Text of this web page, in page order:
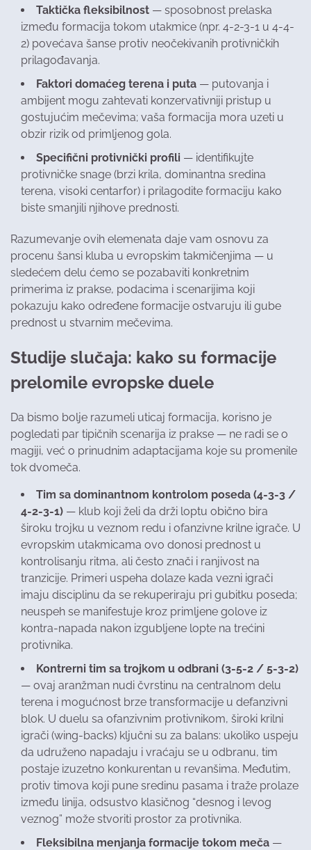
Taktička fleksibilnost — sposobnost prelaska
između formacija tokom utakmice (npr. 4-2-3-1 u 4-4-
2) povećava šanse protiv neočekivanih protivničkih
prilagođavanja.
Faktori domaćeg terena i puta — putovanja i
ambijent mogu zahtevati konzervativniji pristup u
gostujućim mečevima; vaša formacija mora uzeti u
obzir rizik od primljenog gola.
Specifični protivnički profili — identifikujte
protivničke snage (brzi krila, dominantna sredina
terena, visoki centarfor) i prilagodite formaciju kako
biste smanjili njihove prednosti.
Razumevanje ovih elemenata daje vam osnovu za
procenu šansi kluba u evropskim takmičenjima — u
sledećem delu ćemo se pozabaviti konkretnim
primerima iz prakse, podacima i scenarijima koji
pokazuju kako određene formacije ostvaruju ili gube
prednost u stvarnim mečevima.
Studije slučaja: kako su formacije
prelomile evropske duele
Da bismo bolje razumeli uticaj formacija, korisno je
pogledati par tipičnih scenarija iz prakse — ne radi se o
magiji, već o prinudnim adaptacijama koje su promenile
tok dvomeča.
Tim sa dominantnom kontrolom poseda (4-3-3 /
4-2-3-1) — klub koji želi da drži loptu obično bira
široku trojku u veznom redu i ofanzivne krilne igrače. U
evropskim utakmicama ovo donosi prednost u
kontrolisanju ritma, ali često znači i ranjivost na
tranzicije. Primeri uspeha dolaze kada vezni igrači
imaju disciplinu da se rekuperiraju pri gubitku poseda;
neuspeh se manifestuje kroz primljene golove iz
kontra-napada nakon izgubljene lopte na trećini
protivnika.
Kontrerni tim sa trojkom u odbrani (3-5-2 / 5-3-2)
— ovaj aranžman nudi čvrstinu na centralnom delu
terena i mogućnost brze transformacije u defanzivni
blok. U duelu sa ofanzivnim protivnikom, široki krilni
igrači (wing-backs) ključni su za balans: ukoliko uspeju
da udruženo napadaju i vraćaju se u odbranu, tim
postaje izuzetno konkurentan u revanšima. Međutim,
protiv timova koji pune sredinu pasama i traže prolaze
između linija, odsustvo klasičnog “desnog i levog
veznog” može stvoriti prostor za protivnika.
Fleksibilna menjanja formacije tokom meča —